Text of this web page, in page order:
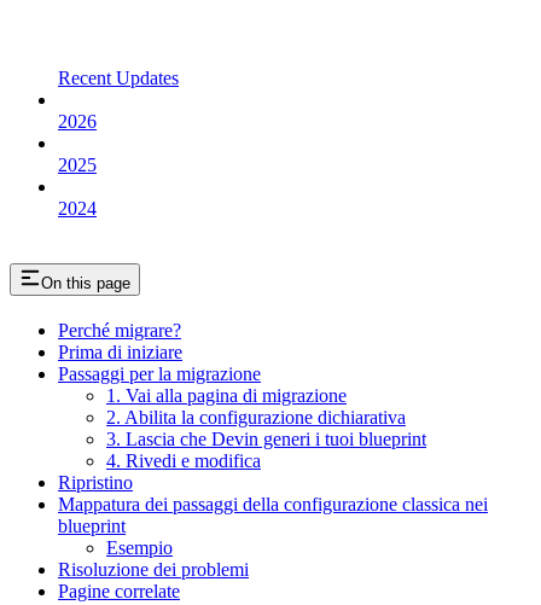
Recent Updates
2026
2025
2024
On this page
Perché migrare?
Prima di iniziare
Passaggi per la migrazione
1. Vai alla pagina di migrazione
2. Abilita la configurazione dichiarativa
3. Lascia che Devin generi i tuoi blueprint
4. Rivedi e modifica
Ripristino
Mappatura dei passaggi della configurazione classica nei
blueprint
Esempio
Risoluzione dei problemi
Pagine correlate